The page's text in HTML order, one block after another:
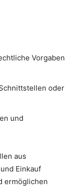
Vorgaben
oder
und
aus
Einkauf
ermöglichen